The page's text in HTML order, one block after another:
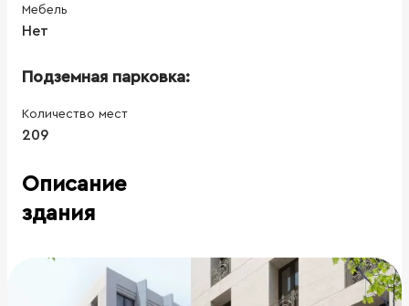
Мебель
Нет
Подземная парковка:
Количество мест
209
Описание
здания